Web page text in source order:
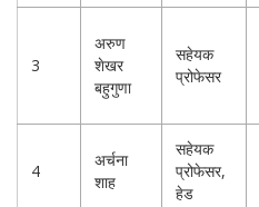
3
अरुण
शेखर
बहुगुणा
सहेयक
प्रोफेसर
4
अर्चना
शाह
सहेयक
प्रोफेसर,
हेड